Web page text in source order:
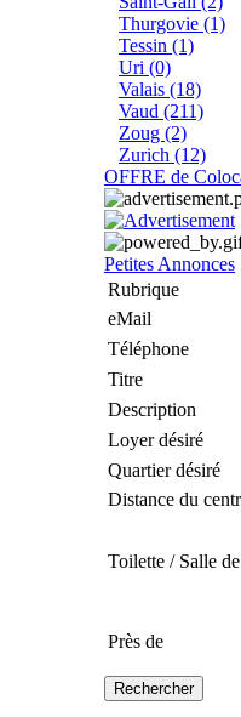
Thurgovie (1)
Tessin (1)
Uri (0)
Valais (18)
Vaud (211)
Zoug (2)
Zurich (12)
OFFRE de
Petites Annonces
Rubrique
eMail
Téléphone
Titre
Description
Loyer désiré
Quartier désiré
Distance du
Toilette / Salle
Près de